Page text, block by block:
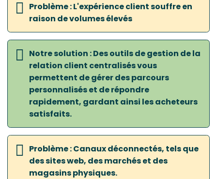
Problème : L'expérience client souffre en
raison de volumes élevés
Notre solution : Des outils de gestion de la
relation client centralisés vous
permettent de gérer des parcours
personnalisés et de répondre
rapidement, gardant ainsi les acheteurs
satisfaits.
Problème : Canaux déconnectés, tels que
des sites web, des marchés et des
magasins physiques.